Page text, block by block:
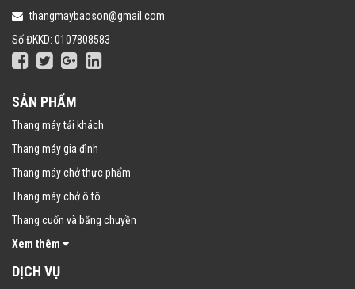
thangmaybaoson@gmail.com
Số ĐKKD: 0107808583
SẢN PHẨM
Thang máy tải khách
Thang máy gia đình
Thang máy chở thực phẩm
Thang máy chở ô tô
Thang cuốn và băng chuyền
Xem thêm
DỊCH VỤ